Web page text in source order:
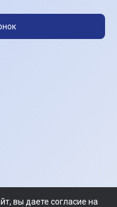
вы даете согласие на